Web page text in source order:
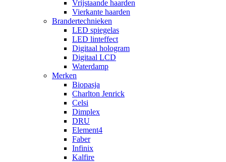
Vrijstaande haarden
Vierkante haarden
Brandertechnieken
LED spiegelas
LED linteffect
Digitaal hologram
Digitaal LCD
Waterdamp
Merken
Biopasja
Charlton Jenrick
Celsi
Dimplex
DRU
Element4
Faber
Infinix
Kalfire